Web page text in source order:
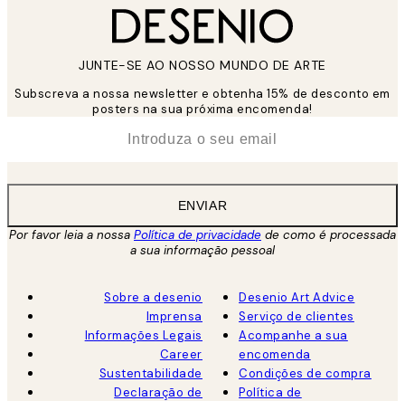
JUNTE-SE AO NOSSO MUNDO DE ARTE
Subscreva a nossa newsletter e obtenha 15% de desconto em
posters na sua próxima encomenda!
ENVIAR
Por favor leia a nossa Política de privacidade de como é processada
a sua informação pessoal
Sobre a desenio
Imprensa
Informações Legais
Career
Sustentabilidade
Declaração de
Desenio Art Advice
Serviço de clientes
Acompanhe a sua
encomenda
Condições de compra
Política de